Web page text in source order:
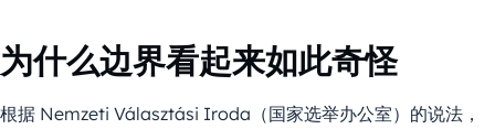
为什么边界看起来如此奇怪
根据 Nemzeti Választási Iroda（国家选举办公室）的说法，